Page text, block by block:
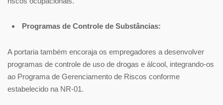
Programas de Controle de Substâncias:
A portaria também encoraja os empregadores a desenvolver
programas de controle de uso de drogas e álcool, integrando-os
ao Programa de Gerenciamento de Riscos conforme
estabelecido na NR-01.